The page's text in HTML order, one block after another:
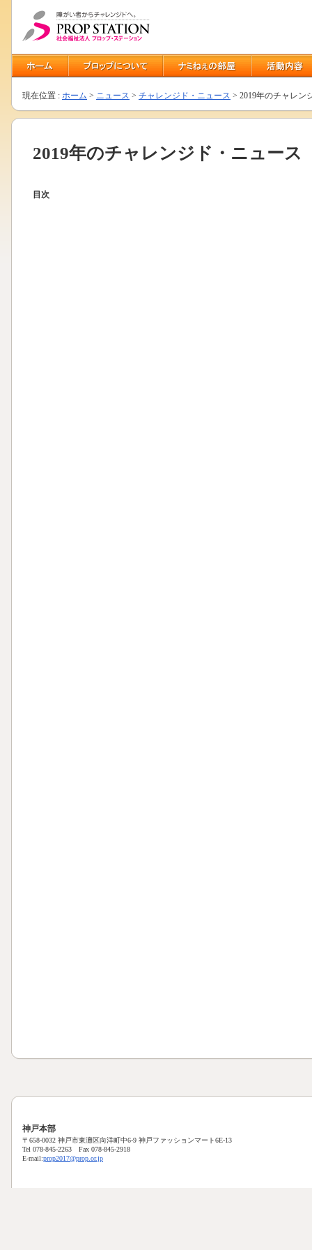
現在位置 : ホーム > ニュース > チャレンジド・ニュース > 2019年のチャレン
2019年のチャレンジド・ニュース
目次
神戸本部
〒658-0032 神戸市東灘区向洋町中6-9 神戸ファッションマート6E-13
Tel 078-845-2263 Fax 078-845-2918
E-mail:prop2017@prop.or.jp